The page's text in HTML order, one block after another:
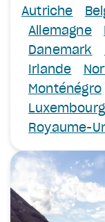
Autriche
Allemagne
Danemark
Irlande
Monténégro
Luxembourg
Royaume-